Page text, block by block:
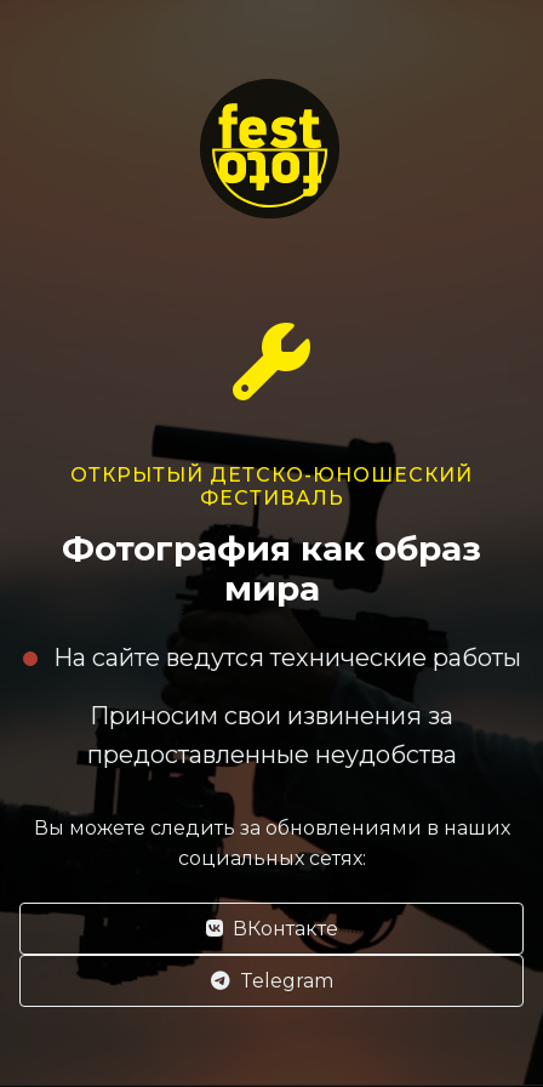
ОТКРЫТЫЙ ДЕТСКО-ЮНОШЕСКИЙ
ФЕСТИВАЛЬ
Фотография как образ
мира
На сайте ведутся технические работы
Приносим свои извинения за
предоставленные неудобства
Вы можете следить за обновлениями в наших
социальных сетях:
ВКонтакте
Telegram